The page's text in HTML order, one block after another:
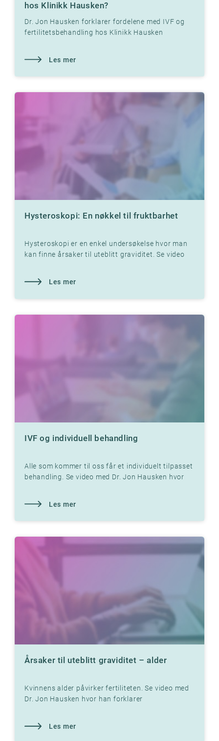
hos Klinikk Hausken?
Dr. Jon Hausken forklarer fordelene med IVF og
fertilitetsbehandling hos Klinikk Hausken
Les mer
Hysteroskopi: En nøkkel til fruktbarhet
Hysteroskopi er en enkel undersøkelse hvor man
kan finne årsaker til uteblitt graviditet. Se video
Les mer
IVF og individuell behandling
Alle som kommer til oss får et individuelt tilpasset
behandling. Se video med Dr. Jon Hausken hvor
Les mer
Årsaker til uteblitt graviditet – alder
Kvinnens alder påvirker fertiliteten. Se video med
Dr. Jon Hausken hvor han forklarer
Les mer